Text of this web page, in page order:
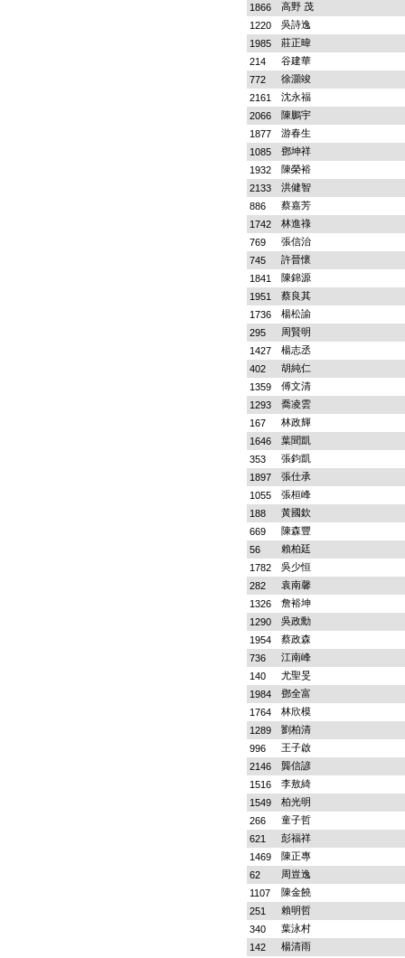
1866
高野 茂
1220
吳詩逸
1985
莊正暐
214
谷建華
772
徐灝竣
2161
沈永福
2066
陳鵬宇
1877
游春生
1085
鄧坤祥
1932
陳榮裕
2133
洪健智
886
蔡嘉芳
1742
林進祿
769
張信治
745
許晉懷
1841
陳錦源
1951
蔡良其
1736
楊松諭
295
周賢明
1427
楊志丞
402
胡純仁
1359
傅文清
1293
喬凌雲
167
林政輝
1646
葉聞凱
353
張鈞凱
1897
張仕承
1055
張桓峰
188
黃國欽
669
陳森豐
56
賴柏廷
1782
吳少恒
282
袁南馨
1326
詹裕坤
1290
吳政勳
1954
蔡政森
736
江南峰
140
尤聖旻
1984
鄧全富
1764
林欣模
1289
劉柏清
996
王子啟
2146
龔信諺
1516
李敖綺
1549
柏光明
266
童子哲
621
彭福祥
1469
陳正專
62
周豈逸
1107
陳金饒
251
賴明哲
340
葉泳村
142
楊清雨